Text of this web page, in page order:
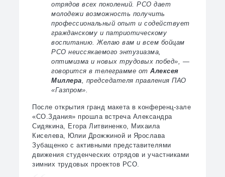
отрядов всех поколений. РСО дает
молодежи возможность получить
профессиональный опыт и содействует
гражданскому и патриотическому
воспитанию. Желаю вам и всем бойцам
РСО неиссякаемого энтузиазма,
оптимизма и новых трудовых побед», —
говорится в телеграмме отАлексея
Миллера, председателя правления ПАО
«Газпром».
После открытия гранд макета в конференц-зале
«СО.Здания» прошла встреча Александра
Сидякина, Егора Литвиненко, Михаила
Киселева, Юлии Дрожжиной и Ярослава
Зубащенко с активными представителями
движения студенческих отрядов и участниками
зимних трудовых проектов РСО.